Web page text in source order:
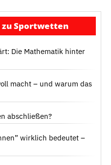
zu Sportwetten
Die Mathematik hinter
macht – und warum das
abschließen?
wirklich bedeutet –